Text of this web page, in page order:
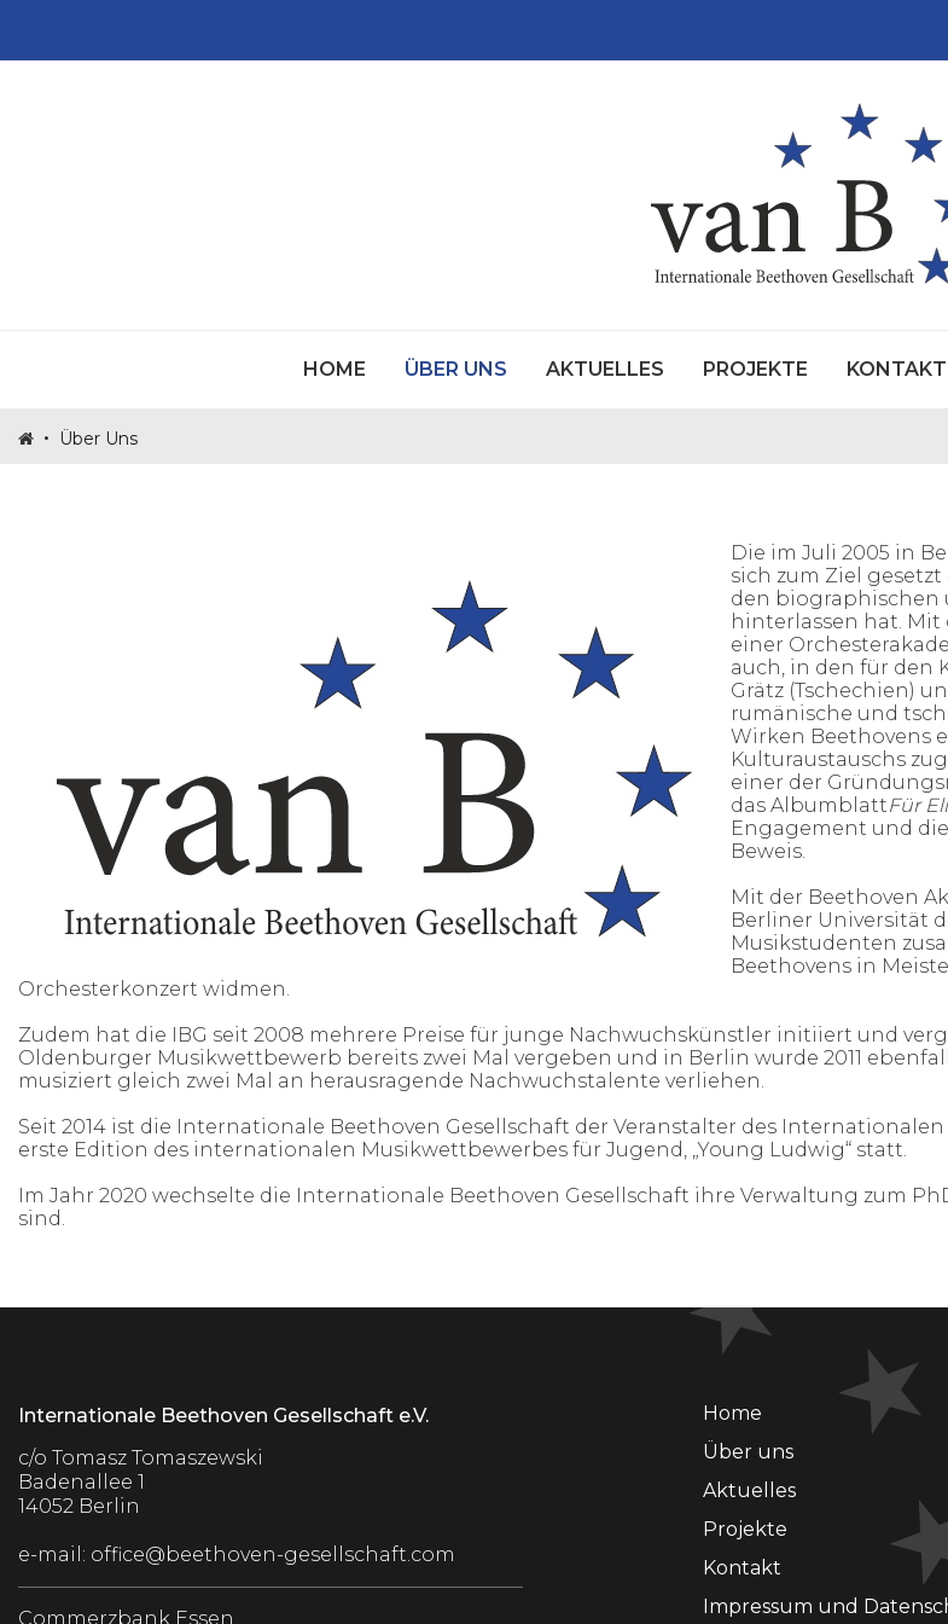
HOME ÜBER UNS
MITGLIEDER
AKTUELLES PROJEKTE KONTAKT
• Über Uns
Die im Juli 2005 in
sich zum Ziel
den biographischen
hinterlassen hat.
einer
auch, in den für den
Grätz (Tschechien)
rumänische und
Wirken Beethovens
Kulturaustauschs
einer der
das AlbumblattFür
Engagement und
Beweis.
Mit der Beethoven
Berliner Universität
Musikstudenten
Beethovens in
Orchesterkonzert widmen.
Zudem hat die IBG seit 2008 mehrere Preise für junge Nachwuchskünstler initiiert und
Oldenburger Musikwettbewerb bereits zwei Mal vergeben und in Berlin wurde 2011
musiziert gleich zwei Mal an herausragende Nachwuchstalente verliehen.
Seit 2014 ist die Internationale Beethoven Gesellschaft der Veranstalter des
erste Edition des internationalen Musikwettbewerbes für Jugend, „Young Ludwig“ statt.
Im Jahr 2020 wechselte die Internationale Beethoven Gesellschaft ihre Verwaltung zum
sind.
Internationale Beethoven Gesellschaft e.V.
c/o Tomasz Tomaszewski
Badenallee 1
14052 Berlin
e-mail: office@beethoven-gesellschaft.com
Commerzbank Essen
Home
Über uns
Aktuelles
Projekte
Kontakt
Impressum und